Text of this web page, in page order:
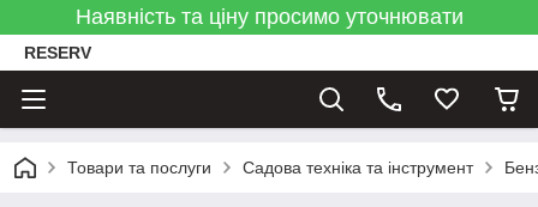
Наявність та ціну просимо уточнювати
RESERV
Товари та послуги Садова техніка та інструмент